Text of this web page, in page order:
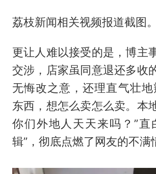
荔枝新闻相关视频报道截图。
更让人难以接受的是，博主
交涉，店家虽同意退还多收
无悔改之意，还理直气壮地
东西，想怎么卖怎么卖。本
你们外地人天天来吗？”直
辑”，彻底点燃了网友的不满